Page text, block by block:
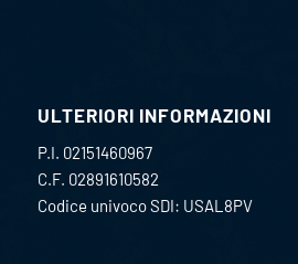
ULTERIORI INFORMAZIONI
P.I. 02151460967
C.F. 02891610582
Codice univoco SDI: USAL8PV